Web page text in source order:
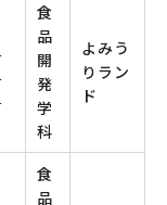
食
品
開
発
学
科
よみう
りラン
ド
食
品